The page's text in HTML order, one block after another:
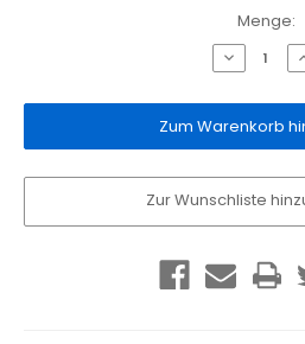
Menge:
Menge
von
PF16%
Melon
verringern
Zur Wunschliste